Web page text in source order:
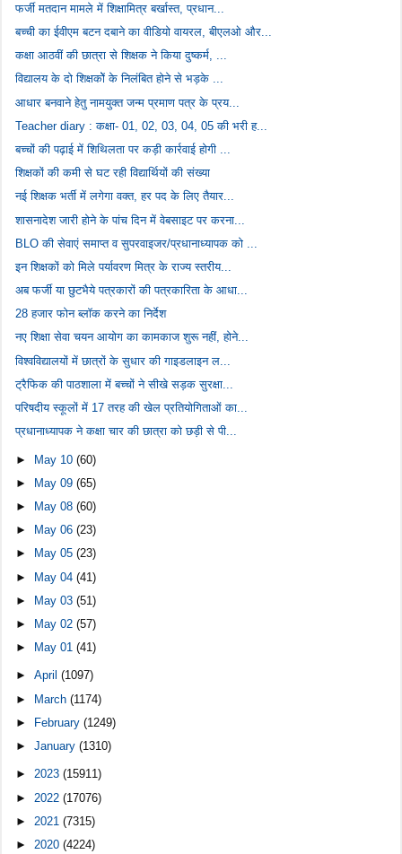
फर्जी मतदान मामले में शिक्षामित्र बर्खास्त, प्रधान...
बच्ची का ईवीएम बटन दबाने का वीडियो वायरल, बीएलओ और...
कक्षा आठवीं की छात्रा से शिक्षक ने किया दुष्कर्म, ...
विद्यालय के दो शिक्षकोें के निलंबित होने से भड़के ...
आधार बनवाने हेतु नामयुक्त जन्म प्रमाण पत्र के प्रय...
Teacher diary : कक्षा- 01, 02, 03, 04, 05 की भरी ह...
बच्चों की पढ़ाई में शिथिलता पर कड़ी कार्रवाई होगी ...
शिक्षकों की कमी से घट रही विद्यार्थियों की संख्या
नई शिक्षक भर्ती में लगेगा वक्त, हर पद के लिए तैयार...
शासनादेश जारी होने के पांच दिन में वेबसाइट पर करना...
BLO की सेवाएं समाप्त व सुपरवाइजर/प्रधानाध्यापक को ...
इन शिक्षकों को मिले पर्यावरण मित्र के राज्य स्तरीय...
अब फर्जी या छुटभैये पत्रकारों की पत्रकारिता के आधा...
28 हजार फोन ब्लॉक करने का निर्देश
नए शिक्षा सेवा चयन आयोग का कामकाज शुरू नहीं, होने...
विश्वविद्यालयों में छात्रों के सुधार की गाइडलाइन ल...
ट्रैफिक की पाठशाला में बच्चों ने सीखे सड़क सुरक्षा...
परिषदीय स्कूलों में 17 तरह की खेल प्रतियोगिताओं का...
प्रधानाध्यापक ने कक्षा चार की छात्रा को छड़ी से पी...
► May 10(60)
►
May 09(65)
►
May 08(60)
►
May 06(23)
►
May 05(23)
► May 04(41)
► May 03(51)
►
May 02(57)
►
May 01(41)
►April(1097)
► March(1174)
►
February(1249)
►January(1310)
►2023(15911)
► 2022(17076)
► 2021(7315)
► 2020(4224)